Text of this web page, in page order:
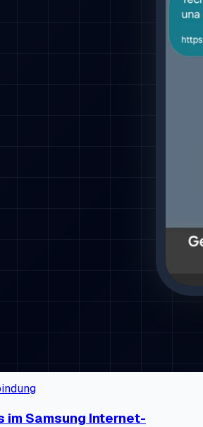
im Samsung Internet-